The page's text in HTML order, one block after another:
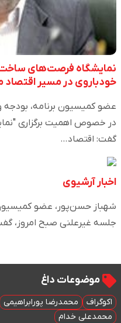
نمایشگاه فرصت‌های ساخت
خودباروی در مسیر اقتصاد
عضو کمیسیون برنامه،
در خصوص اهمیت برگزاری
گفت: اقتصاد…
اخبار آرشیوی
شهباز حسن‌پور، عضو
جلسه غیرعلنی صبح امروز،
موضوعات داغ
اکوگراف محمدرضا پورابراهیمی
محمدعلی خدام